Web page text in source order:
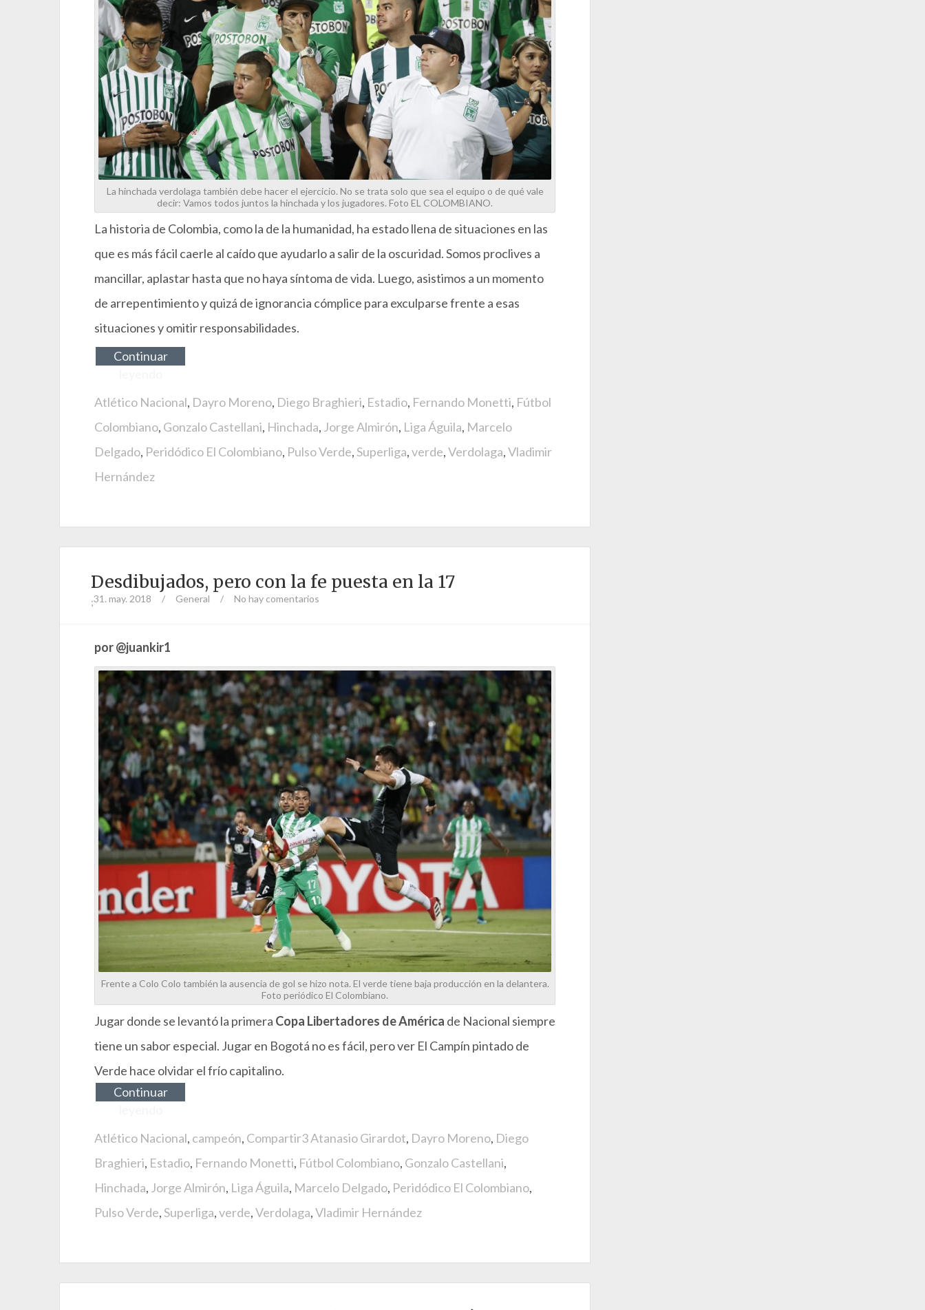
La hinchada verdolaga también debe hacer el ejercicio. No se trata solo que sea el equipo o de qué vale
decir: Vamos todos juntos la hinchada y los jugadores. Foto EL COLOMBIANO.
La historia de Colombia, como la de la humanidad, ha estado llena de situaciones en las
que es más fácil caerle al caído que ayudarlo a salir de la oscuridad. Somos proclives a
mancillar, aplastar hasta que no haya síntoma de vida. Luego, asistimos a un momento
de arrepentimiento y quizá de ignorancia cómplice para exculparse frente a esas
situaciones y omitir responsabilidades.
Continuar
Atlético Nacional, Dayro Moreno, Diego Braghieri, Estadio, Fernando Monetti, Fútbol
Colombiano, Gonzalo Castellani, Hinchada, Jorge Almirón, Liga Águila, Marcelo
Delgado, Peridódico El Colombiano, Pulso Verde,Superliga,verde,Verdolaga,Vladimir
Hernández
Desdibujados, pero con la fe puesta en la 17
;31. may. 2018 / General / No hay comentarios
por @juankir1
Frente a Colo Colo también la ausencia de gol se hizo nota. El verde tiene baja producción en la delantera.
Foto periódico El Colombiano.
Jugar donde se levantó la primera Copa Libertadores de América de Nacional siempre
tiene un sabor especial. Jugar en Bogotá no es fácil, pero ver El Campín pintado de
Verde hace olvidar el frío capitalino.
Continuar
Atlético Nacional, campeón, Compartir3 Atanasio Girardot, Dayro Moreno, Diego
Braghieri, Estadio, Fernando Monetti, Fútbol Colombiano, Gonzalo Castellani,
Hinchada, Jorge Almirón, Liga Águila, Marcelo Delgado, Peridódico El Colombiano,
Pulso Verde,Superliga,verde,Verdolaga,Vladimir Hernández